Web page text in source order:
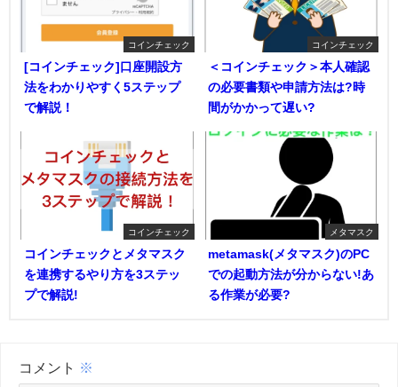
コインチェック
[コインチェック]口座開設方
法をわかりやすく5ステップ
で解説！
コインチェック
＜コインチェック＞本人確認
の必要書類や申請方法は?時
間がかかって遅い?
コインチェック
コインチェックとメタマスク
を連携するやり方を3ステッ
プで解説!
メタマスク
metamask(メタマスク)のPC
での起動方法が分からない!あ
る作業が必要?
コメント ※